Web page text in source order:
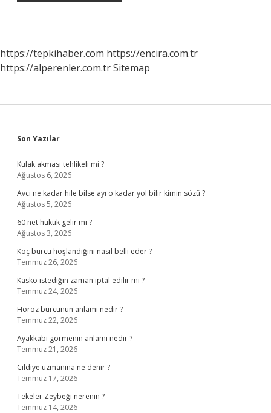
https://tepkihaber.com https://encira.com.tr
https://alperenler.com.trSitemap
Sidebar
Son Yazılar
Kulak akması tehlikeli mi ?
Ağustos 6, 2026
Avcı ne kadar hile bilse ayı o kadar yol bilir kimin sözü ?
Ağustos 5, 2026
60 net hukuk gelir mi ?
Ağustos 3, 2026
Koç burcu hoşlandığını nasıl belli eder ?
Temmuz 26, 2026
Kasko istediğin zaman iptal edilir mi ?
Temmuz 24, 2026
Horoz burcunun anlamı nedir ?
Temmuz 22, 2026
Ayakkabı görmenin anlamı nedir ?
Temmuz 21, 2026
Cildiye uzmanına ne denir ?
Temmuz 17, 2026
Tekeler Zeybeği nerenin ?
Temmuz 14, 2026